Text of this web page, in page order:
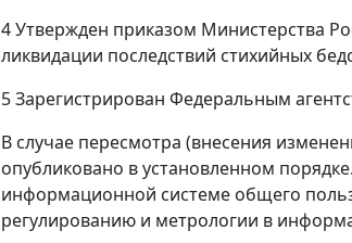
4 Утвержден приказом Министерства
ликвидации последствий стихийных
5 Зарегистрирован Федеральным
В случае пересмотра (внесения
опубликовано в установленном
информационной системе общего
регулированию и метрологии в